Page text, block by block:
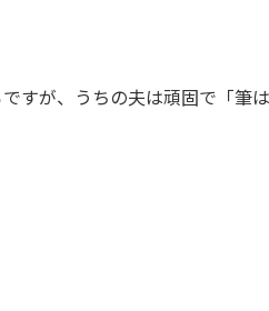
すが、うちの夫は頑固で「筆